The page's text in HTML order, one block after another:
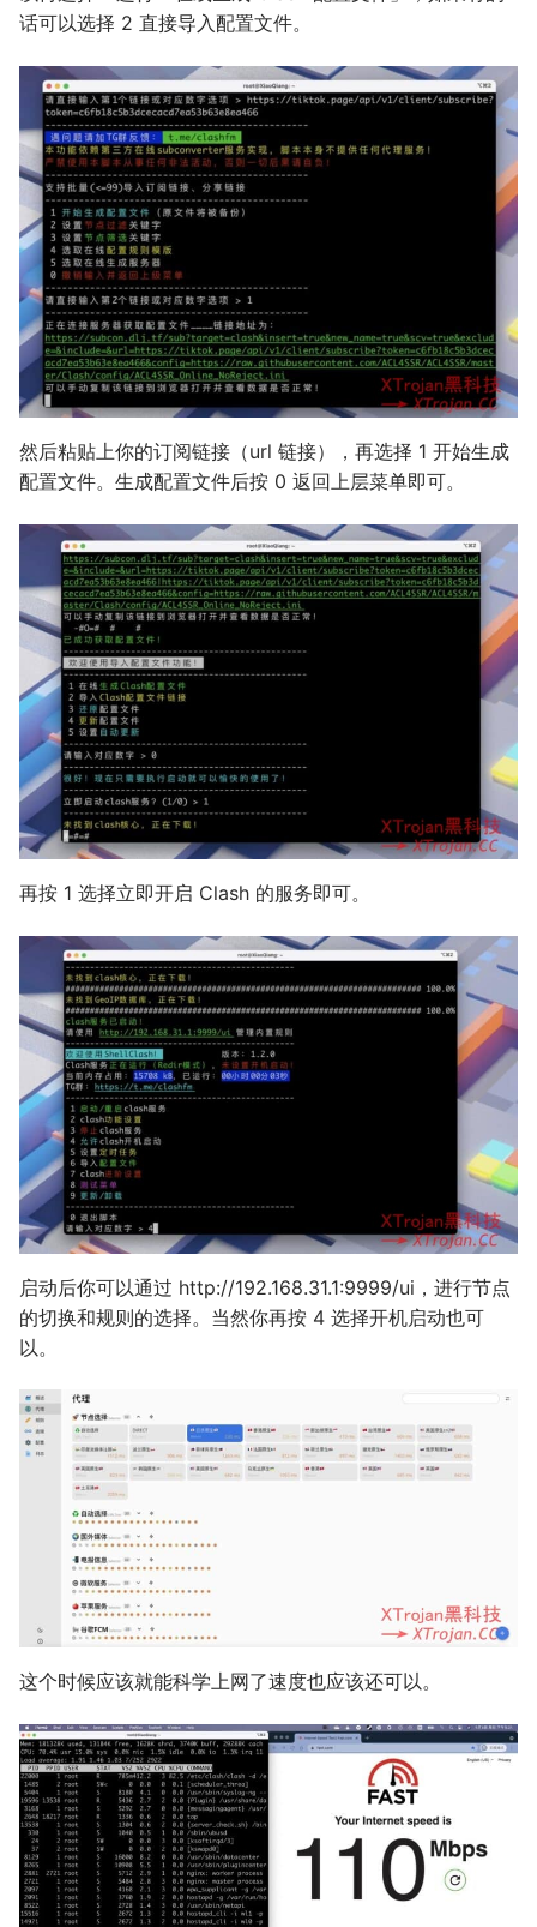
话可以选择 2 直接导入配置文件。
然后粘贴上你的订阅链接（url 链接），再选择 1 开始生成
配置文件。生成配置文件后按 0 返回上层菜单即可。
再按 1 选择立即开启 Clash 的服务即可。
启动后你可以通过 http://192.168.31.1:9999/ui，进行节点
的切换和规则的选择。当然你再按 4 选择开机启动也可
以。
这个时候应该就能科学上网了速度也应该还可以。